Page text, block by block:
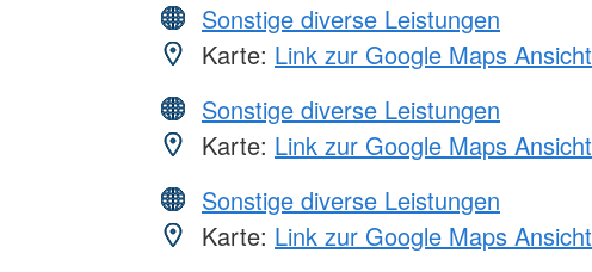
Sonstige diverse Leistungen
Karte: Link zur Google Maps Ansicht
Sonstige diverse Leistungen
Karte: Link zur Google Maps Ansicht
Sonstige diverse Leistungen
Karte: Link zur Google Maps Ansicht